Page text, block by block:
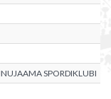
SPORDIKLUBI